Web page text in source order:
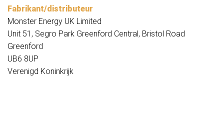
Fabrikant/distributeur
Monster Energy UK Limited
Unit 51, Segro Park Greenford Central, Bristol Road
Greenford
UB6 8UP
Verenigd Koninkrijk